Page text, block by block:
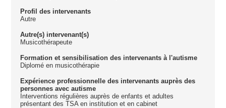
Profil des intervenants
Autre
Autre(s) intervenant(s)
Musicothérapeute
Formation et sensibilisation des intervenants à l'autisme
Diplomé en musicothérapie
Expérience professionnelle des intervenants auprès des
personnes avec autisme
Interventions régulières auprès de enfants et adultes
présentant des TSA en institution et en cabinet